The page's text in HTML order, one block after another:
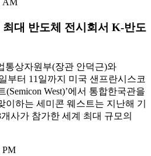
AM
대 반도체 전시회서 K-반도
통상자원부(장관 안덕근)와
부터 11일까지 미국 샌프란시스코
West)’에서 통합한국관을
이하는 세미콘 웨스트는 지난해 기
사가 참가한 세계 최대 규모의
PM